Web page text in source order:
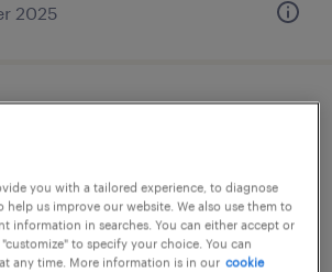
2025
東京都
month
you with a tailored experience, to diagnose
help us improve our website. We also use them to
information in searches. You can either accept or
to specify your choice. You can
any time. More information is in our cookie